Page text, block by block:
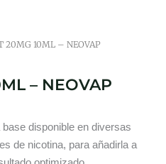
20MG 10ML – NEOVAP
– NEOVAP
base disponible en diversas
de nicotina, para añadirla a